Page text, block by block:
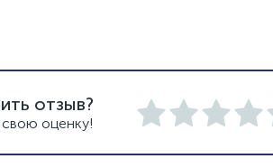
отзыв?
свою оценку!